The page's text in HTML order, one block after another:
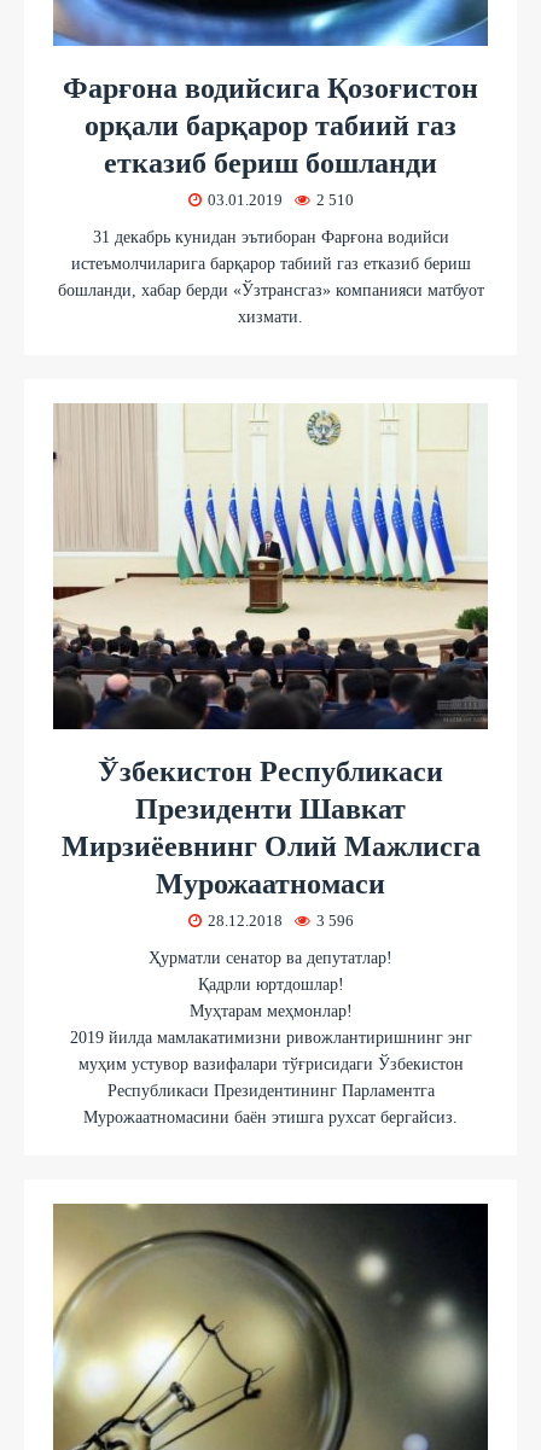
Фарғона водийсига Қозоғистон
орқали барқарор табиий газ
етказиб бериш бошланди
03.01.2019 2 510
31 декабрь кунидан эътиборан Фарғона водийси
истеъмолчиларига барқарор табиий газ етказиб бериш
бошланди, хабар берди «Ўзтрансгаз» компанияси матбуот
хизмати.
Ўзбекистон Республикаси
Президенти Шавкат
Мирзиёевнинг Олий Мажлисга
Мурожаатномаси
28.12.2018 3 596
Ҳурматли сенатор ва депутатлар!
Қадрли юртдошлар!
Муҳтарам меҳмонлар!
2019 йилда мамлакатимизни ривожлантиришнинг энг
муҳим устувор вазифалари тўғрисидаги Ўзбекистон
Республикаси Президентининг Парламентга
Мурожаатномасини баён этишга рухсат бергайсиз.